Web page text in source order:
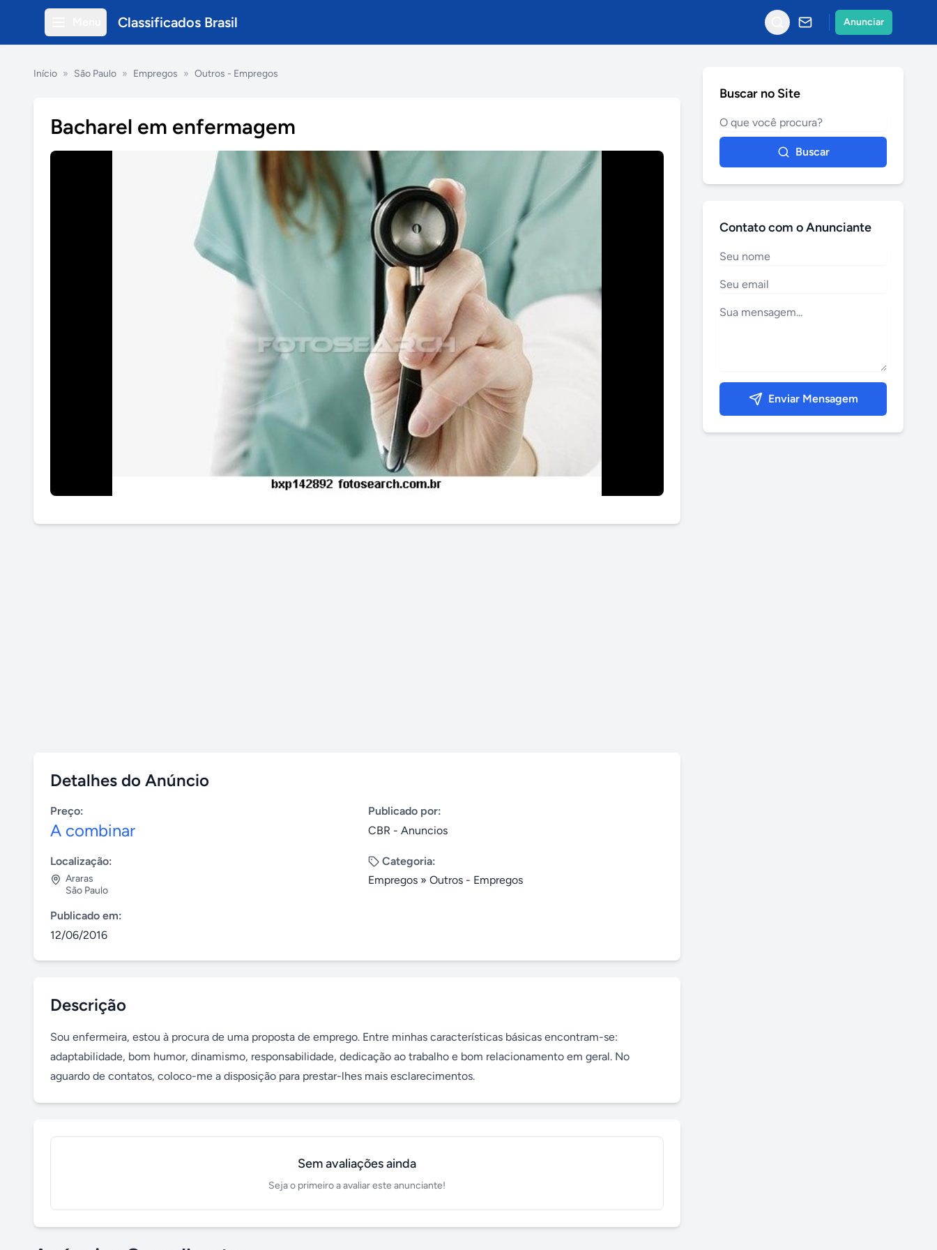
Classificados Brasil Anunciar
Início » São Paulo » Empregos » Outros - Empregos
Bacharel em enfermagem
Detalhes do Anúncio
Preço:
A combinar
Publicado por:
CBR - Anuncios
Localização:
Araras
São Paulo
Categoria:
Empregos » Outros - Empregos
Publicado em:
12/06/2016
Descrição
Sou enfermeira, estou à procura de uma proposta de emprego. Entre minhas características básicas encontram-se:
adaptabilidade, bom humor, dinamismo, responsabilidade, dedicação ao trabalho e bom relacionamento em geral. No
aguardo de contatos, coloco-me a disposição para prestar-lhes mais esclarecimentos.
Sem avaliações ainda
Seja o primeiro a avaliar este anunciante!
Buscar no Site
Buscar
Contato com o Anunciante
Enviar Mensagem